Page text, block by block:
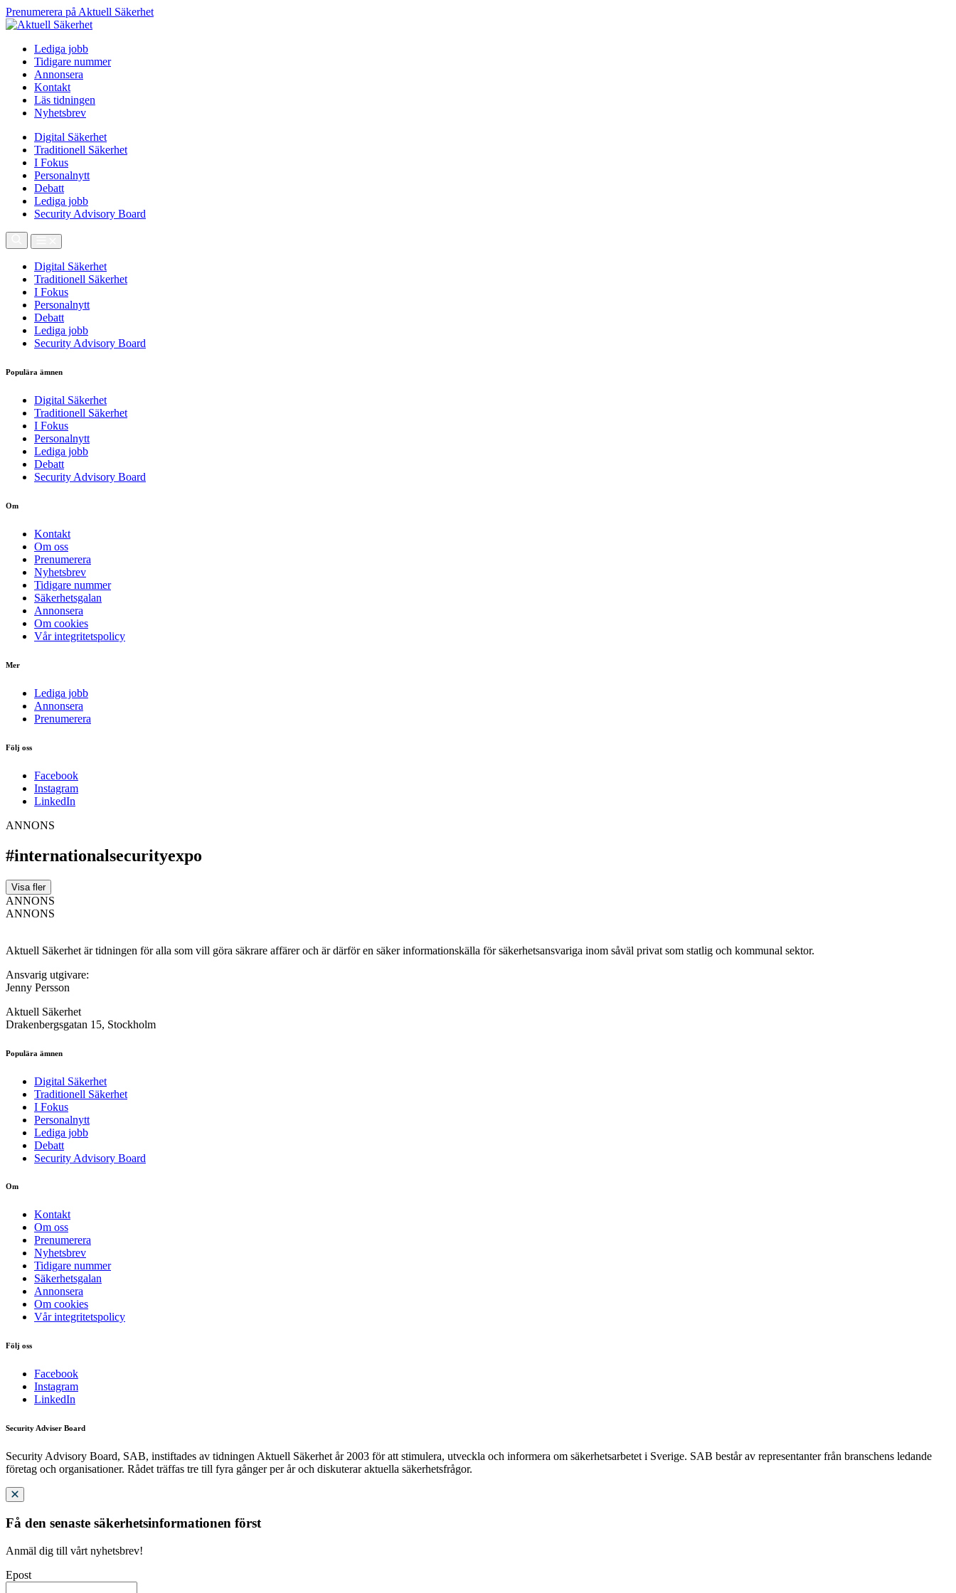
Prenumerera på Aktuell Säkerhet
Lediga jobb
Tidigare nummer
Annonsera
Kontakt
Läs tidningen
Nyhetsbrev
Digital Säkerhet
Traditionell Säkerhet
I Fokus
Personalnytt
Debatt
Lediga jobb
Security Advisory Board
Digital Säkerhet
Traditionell Säkerhet
I Fokus
Personalnytt
Debatt
Lediga jobb
Security Advisory Board
Populära ämnen
Digital Säkerhet
Traditionell Säkerhet
I Fokus
Personalnytt
Lediga jobb
Debatt
Security Advisory Board
Om
Kontakt
Om oss
Prenumerera
Nyhetsbrev
Tidigare nummer
Säkerhetsgalan
Annonsera
Om cookies
Vår integritetspolicy
Mer
Lediga jobb
Annonsera
Prenumerera
Följ oss
Facebook
Instagram
LinkedIn
ANNONS
#internationalsecurityexpo
Visa fler
ANNONS
ANNONS
Aktuell Säkerhet är tidningen för alla som vill göra säkrare affärer och är därför en säker informationskälla för säkerhets­ansvariga inom såväl privat som statlig och kommunal sektor.
Ansvarig utgivare:
Jenny Persson
Aktuell Säkerhet
Drakenbergsgatan 15, Stockholm
Populära ämnen
Digital Säkerhet
Traditionell Säkerhet
I Fokus
Personalnytt
Lediga jobb
Debatt
Security Advisory Board
Om
Kontakt
Om oss
Prenumerera
Nyhetsbrev
Tidigare nummer
Säkerhetsgalan
Annonsera
Om cookies
Vår integritetspolicy
Följ oss
Facebook
Instagram
LinkedIn
Security Adviser Board
Security Advisory Board, SAB, instiftades av tidningen Aktuell Säkerhet år 2003 för att stimulera, utveckla och informera om säkerhetsarbetet i Sverige. SAB består av representanter från branschens ledande
företag och organisationer. Rådet träffas tre till fyra gånger per år och diskuterar aktuella säkerhetsfrågor.
Få den senaste säkerhetsinformationen först
Anmäl dig till vårt nyhetsbrev!
Epost